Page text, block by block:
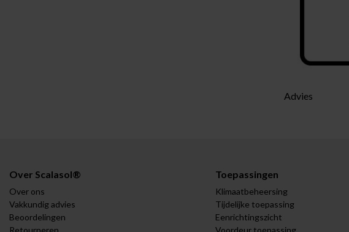
Advies
Over Scalasol®
Over ons
Vakkundig advies
Beoordelingen
Retourneren
Toepassingen
Klimaatbeheersing
Tijdelijke toepassing
Eenrichtingszicht
Voordeur toepassing